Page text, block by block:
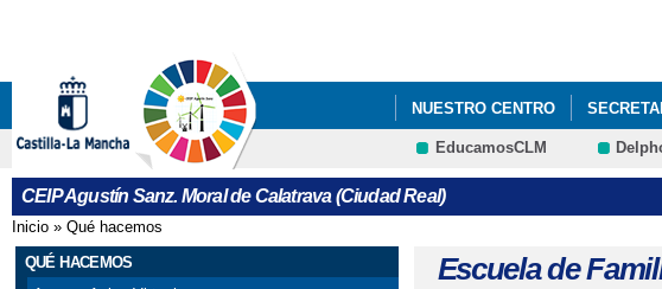
NUESTRO CENTRO
EducamosCLM
CEIP Agustín Sanz. Moral de Calatrava (Ciudad Real)
Se encuentra usted aquí
Inicio » Qué hacemos
QUÉ HACEMOS
Escuela de